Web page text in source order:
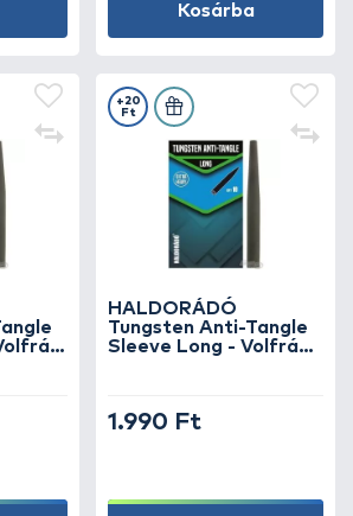
Kosárba
HALDORÁDÓ
Tungsten Anti-Tangle
Sleeve Long - Volfrám
+20
Ft
1.990 Ft